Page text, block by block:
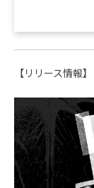
【リリース情報】